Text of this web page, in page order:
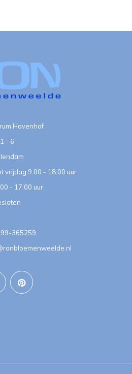
Havenhof
- 6
vrijdag 9.00 - 18.00 uur
- 17.00 uur
365259